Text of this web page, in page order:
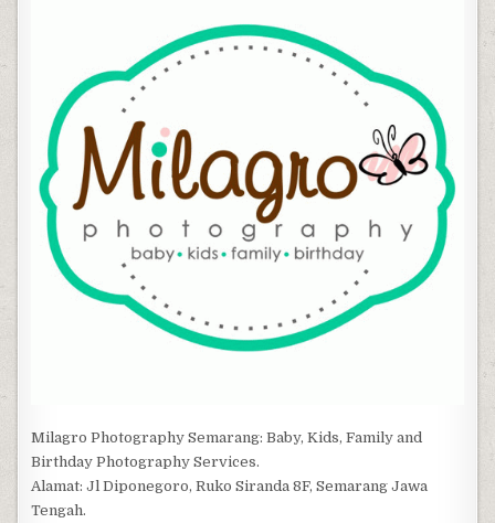
Milagro Photography Semarang: Baby, Kids, Family and
Birthday Photography Services.
Alamat: Jl Diponegoro, Ruko Siranda 8F, Semarang Jawa
Tengah.